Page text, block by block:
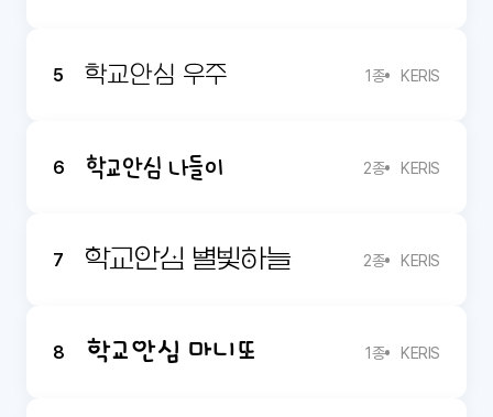
5 학교안심 우주 1종 KERIS
6 학교안심 나들이 2종 KERIS
7 학교안심 별빛하늘 2종 KERIS
8 학교안심 마니또 1종 KERIS